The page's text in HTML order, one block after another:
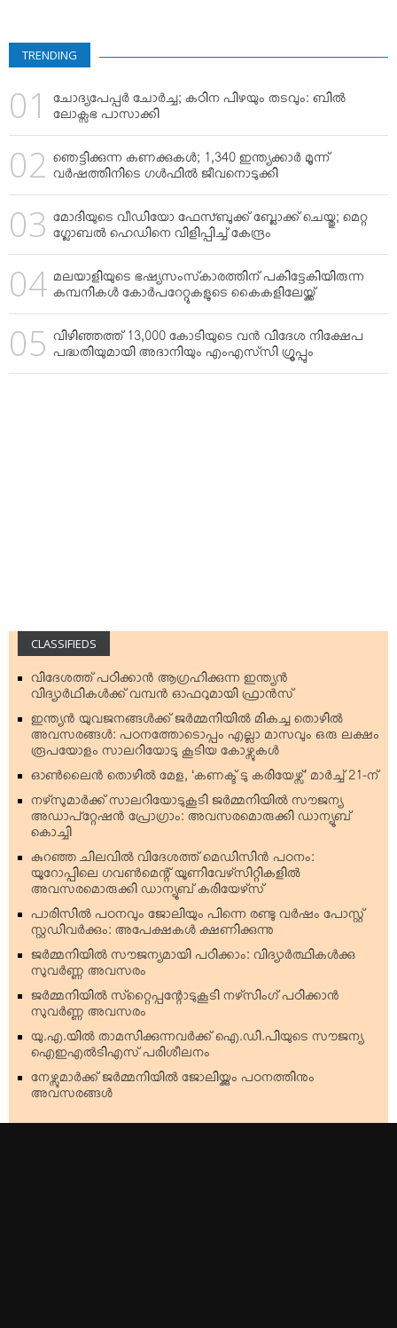
TRENDING
ചോദ്യപേപ്പര്‍ ചോര്‍ച്ച; കഠിന പിഴയും തടവും: ബില്‍
ലോക്സഭ പാസാക്കി
ഞെട്ടിക്കുന്ന കണക്കുകള്‍; 1,340 ഇന്ത്യക്കാര്‍ മൂന്ന്
വര്‍ഷത്തിനിടെ ഗള്‍ഫില്‍ ജീവനൊടുക്കി
മോദിയുടെ വീഡിയോ ഫേസ്ബുക്ക് ബ്ലോക്ക് ചെയ്തു; മെറ്റ
ഗ്ലോബല്‍ ഹെഡിനെ വിളിപ്പിച്ച് കേന്ദ്രം
മലയാളിയുടെ ഭഷ്യസംസ്‌കാരത്തിന് പകിട്ടേകിയിരുന്ന
കമ്പനികള്‍ കോര്‍പറേറ്റുകളുടെ കൈകളിലേയ്ക്ക്
വിഴിഞ്ഞത്ത് 13,000 കോടിയുടെ വന്‍ വിദേശ നിക്ഷേപ
പദ്ധതിയുമായി അദാനിയും എംഎസ്‌സി ഗ്രൂപ്പും
CLASSIFIEDS
വിദേശത്ത് പഠിക്കാന്‍ ആഗ്രഹിക്കുന്ന ഇന്ത്യന്‍
വിദ്യാര്‍ഥികള്‍ക്ക് വമ്പന്‍ ഓഫറുമായി ഫ്രാന്‍സ്
ഇന്ത്യന്‍ യുവജനങ്ങള്‍ക്ക് ജര്‍മ്മനിയില്‍ മികച്ച തൊഴില്‍
അവസരങ്ങള്‍: പഠനത്തോടൊപ്പം എല്ലാ മാസവും ഒരു ലക്ഷം
രൂപയോളം സാലറിയോടു കൂടിയ കോഴ്സുകള്‍
ഓണ്‍ലൈന്‍ തൊഴില്‍ മേള, ‘കണക്ട് ടു കരിയേഴ്സ്’ മാര്‍ച്ച് 21-ന്
നഴ്‌സുമാര്‍ക്ക് സാലറിയോടുകൂടി ജര്‍മ്മനിയില്‍ സൗജന്യ
അഡാപ്റ്റേഷന്‍ പ്രോഗ്രാം: അവസരമൊരുക്കി ഡാന്യൂബ്
കൊച്ചി
കുറഞ്ഞ ചിലവില്‍ വിദേശത്ത് മെഡിസിന്‍ പഠനം:
യൂറോപ്പിലെ ഗവണ്‍മെന്റ് യൂണിവേഴ്‌സിറ്റികളില്‍
അവസരമൊരുക്കി ഡാന്യൂബ് കരിയേഴ്‌സ്
പാരിസില്‍ പഠനവും ജോലിയും പിന്നെ രണ്ടു വര്‍ഷം പോസ്റ്റ്
സ്റ്റഡിവര്‍ക്കും: അപേക്ഷകള്‍ ക്ഷണിക്കുന്നു
ജര്‍മ്മനിയില്‍ സൗജന്യമായി പഠിക്കാം: വിദ്യാര്‍ത്ഥികള്‍ക്കു
സുവര്‍ണ്ണ അവസരം
ജര്‍മ്മനിയില്‍ സ്‌റ്റൈപ്പന്റോടുകൂടി നഴ്‌സിംഗ് പഠിക്കാന്‍
സുവര്‍ണ്ണ അവസരം
യു.എ.യില്‍ താമസിക്കുന്നവര്‍ക്ക് ഐ.ഡി.പിയുടെ സൗജന്യ
ഐഇഎല്‍ടിഎസ് പരിശീലനം
നേഴ്സുമാര്‍ക്ക് ജര്‍മ്മനിയില്‍ ജോലിയ്ക്കും പഠനത്തിനും
അവസരങ്ങള്‍